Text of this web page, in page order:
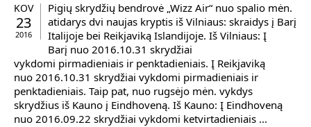
KOV
23
2016
Pigių skrydžių bendrovė „Wizz Air“ nuo spalio mėn.
atidarys dvi naujas kryptis iš Vilniaus: skraidys į Barį
Italijoje bei Reikjaviką Islandijoje. Iš Vilniaus: Į
Barį nuo 2016.10.31 skrydžiai
vykdomi pirmadieniais ir penktadieniais. Į Reikjaviką
nuo 2016.10.31 skrydžiai vykdomi pirmadieniais ir
penktadieniais. Taip pat, nuo rugsėjo mėn. vykdys
skrydžius iš Kauno į Eindhoveną. Iš Kauno: Į Eindhoveną
nuo 2016.09.22 skrydžiai vykdomi ketvirtadieniais ...